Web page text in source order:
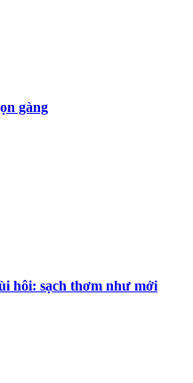
gàng
hôi: sạch thơm như mới